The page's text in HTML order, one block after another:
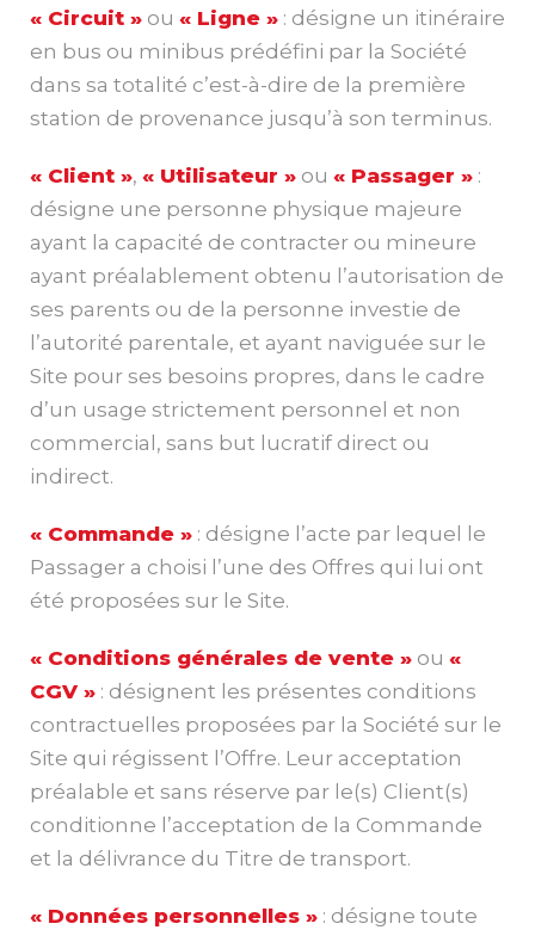
« Circuit » ou « Ligne » : désigne un itinéraire
en bus ou minibus prédéfini par la Société
dans sa totalité c’est-à-dire de la première
station de provenance jusqu’à son terminus.
« Client », « Utilisateur » ou « Passager » :
désigne une personne physique majeure
ayant la capacité de contracter ou mineure
ayant préalablement obtenu l’autorisation de
ses parents ou de la personne investie de
l’autorité parentale, et ayant naviguée sur le
Site pour ses besoins propres, dans le cadre
d’un usage strictement personnel et non
commercial, sans but lucratif direct ou
indirect.
« Commande » : désigne l’acte par lequel le
Passager a choisi l’une des Offres qui lui ont
été proposées sur le Site.
« Conditions générales de vente » ou «
CGV » : désignent les présentes conditions
contractuelles proposées par la Société sur le
Site qui régissent l’Offre. Leur acceptation
préalable et sans réserve par le(s) Client(s)
conditionne l’acceptation de la Commande
et la délivrance du Titre de transport.
« Données personnelles » : désigne toute